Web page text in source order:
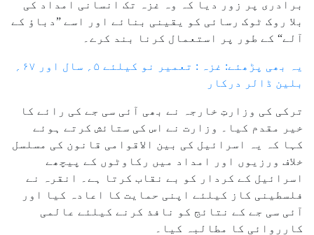
برادری پر زور دیا کہ وہ غزہ تک انسانی امداد کی
بلا روک ٹوک رسائی کو یقینی بنائے اور اسے ”دباؤ کے
آلے“ کے طور پر استعمال کرنا بند کرے۔
بلین ڈالر درکار
ترکی کی وزارتِ خارجہ نے بھی آئی سی جے کی رائے کا
خیر مقدم کیا۔ وزارت نے اس کی ستائش کرتے ہوئے
کہا کہ یہ اسرائیل کی بین الاقوامی قانون کی مسلسل
خلاف ورزیوں اور امداد میں رکاوٹوں کے پیچھے
اسرائیل کے کردار کو بے نقاب کرتا ہے۔ انقرہ نے
فلسطینی کاز کیلئے اپنی حمایت کا اعادہ کیا اور
آئی سی جے کے نتائج کو نافذ کرنے کیلئے عالمی
کارروائی کا مطالبہ کیا۔